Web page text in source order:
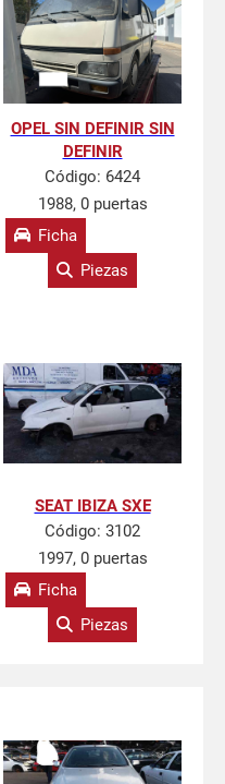
OPEL SIN DEFINIR SIN
DEFINIR
Código: 6424
1988, 0 puertas
Ficha
Piezas
SEAT IBIZA SXE
Código: 3102
1997, 0 puertas
Ficha
Piezas